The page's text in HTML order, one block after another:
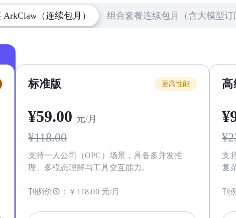
（连续包月） 组合套餐连续包月（含大模型订
标准版 更高性能
¥59.00 元/月
¥118.00
支持一人公司（OPC）场景，具备多并发推
理、多模态理解与工具交互能力。
刊例价 ： ￥118.00 元/月
高
¥
¥
支
复
刊